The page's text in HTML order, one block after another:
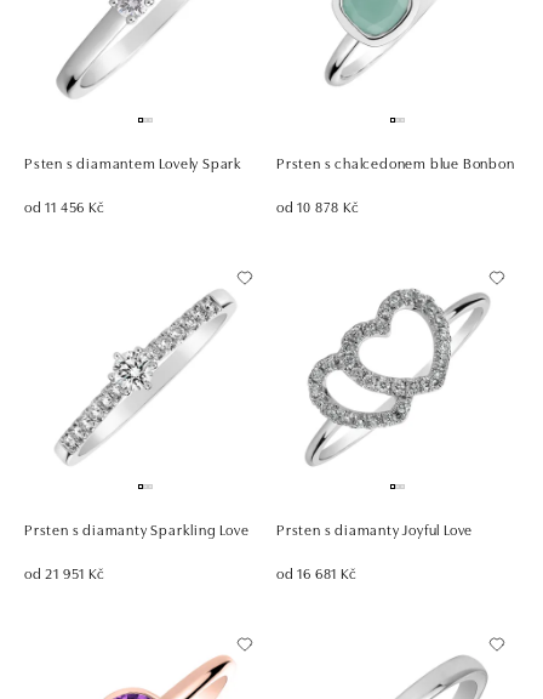
Psten s diamantem Lovely Spark
od 11 456 Kč
Prsten s chalcedonem blue Bonbon
od 10 878 Kč
Prsten s diamanty Sparkling Love
od 21 951 Kč
Prsten s diamanty Joyful Love
od 16 681 Kč